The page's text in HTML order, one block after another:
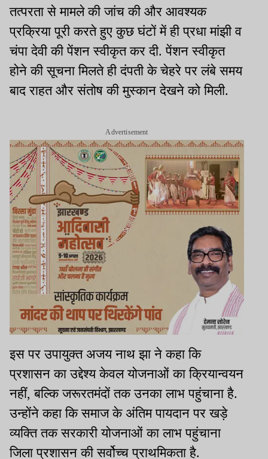
तत्परता से मामले की जांच की और आवश्यक
प्रक्रिया पूरी करते हुए कुछ घंटों में ही प्रधा मांझी व
चंपा देवी की पेंशन स्वीकृत कर दी. पेंशन स्वीकृत
होने की सूचना मिलते ही दंपती के चेहरे पर लंबे समय
बाद राहत और संतोष की मुस्कान देखने को मिली.
Advertisement
इस पर उपायुक्त अजय नाथ झा ने कहा कि
प्रशासन का उद्देश्य केवल योजनाओं का क्रियान्वयन
नहीं, बल्कि जरूरतमंदों तक उनका लाभ पहुंचाना है.
उन्होंने कहा कि समाज के अंतिम पायदान पर खड़े
व्यक्ति तक सरकारी योजनाओं का लाभ पहुंचाना
जिला प्रशासन की सर्वोच्च प्राथमिकता है.